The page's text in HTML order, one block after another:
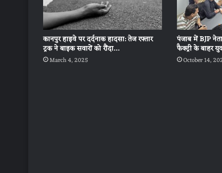
कानपुर हाइवे पर दर्दनाक हादसा: तेज रफ्तार
ट्रक ने बाइक सवारों को रौंदा…
March 4, 2025
पंजाब में BJP
फैक्ट्री के बाहर
October 14,